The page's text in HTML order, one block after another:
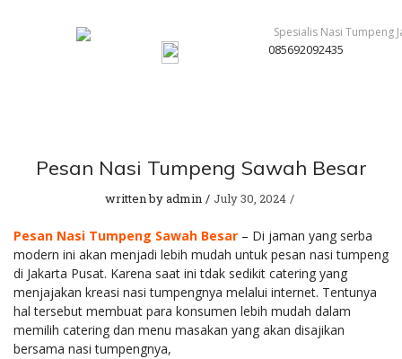
085692092435
Pesan Nasi Tumpeng Sawah Besar
written byadmin July 30, 2024
Pesan Nasi Tumpeng Sawah Besar – Di jaman yang serba
modern ini akan menjadi lebih mudah untuk pesan nasi tumpeng
di Jakarta Pusat. Karena saat ini tdak sedikit catering yang
menjajakan kreasi nasi tumpengnya melalui internet. Tentunya
hal tersebut membuat para konsumen lebih mudah dalam
memilih catering dan menu masakan yang akan disajikan
bersama nasi tumpengnya,